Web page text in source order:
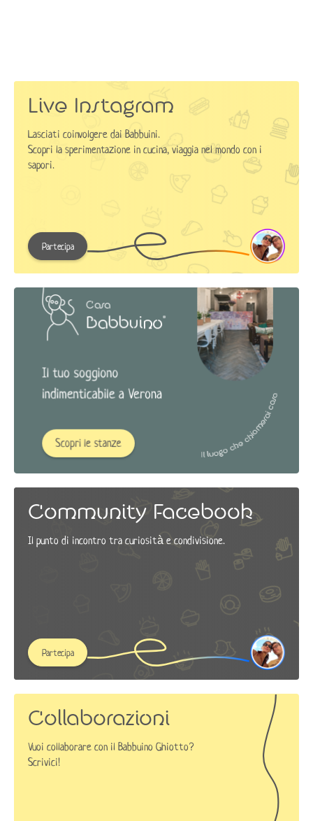
Live Instagram
Lasciati coinvolgere dai Babbuini.
Scopri la sperimentazione in cucina, viaggia nel mondo con i
sapori.
Partecipa
Community Facebook
Il punto di incontro tra curiosità e condivisione.
Partecipa
Collaborazioni
Vuoi collaborare con il Babbuino Ghiotto?
Scrivici!